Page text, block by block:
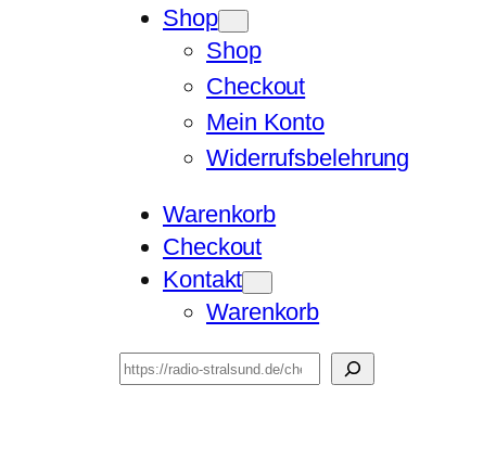
Shop
Shop
Checkout
Mein Konto
Widerrufsbelehrung
Warenkorb
Checkout
Kontakt
Warenkorb
Suchen